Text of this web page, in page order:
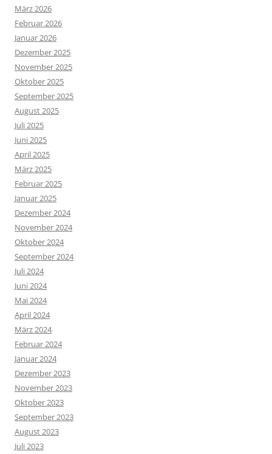
März 2026
Februar 2026
Januar 2026
Dezember 2025
November 2025
Oktober 2025
September 2025
August 2025
Juli 2025
Juni 2025
April 2025
März 2025
Februar 2025
Januar 2025
Dezember 2024
November 2024
Oktober 2024
September 2024
Juli 2024
Juni 2024
Mai 2024
April 2024
März 2024
Februar 2024
Januar 2024
Dezember 2023
November 2023
Oktober 2023
September 2023
August 2023
Juli 2023